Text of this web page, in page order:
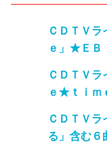
ＣＤＴＶ
ｅ」★ＥＢ
ＣＤＴＶ
ｅ★ｔｉｍ
ＣＤＴＶ
る」含む